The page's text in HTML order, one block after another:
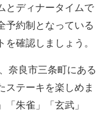
とディナータイムで
予約制となっている
確認しましょう。
奈良市三条町にある
ステーキを楽しめま
朱雀」「玄武」